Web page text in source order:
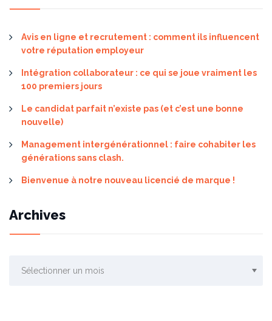
Avis en ligne et recrutement : comment ils influencent
votre réputation employeur
Intégration collaborateur : ce qui se joue vraiment les
100 premiers jours
Le candidat parfait n’existe pas (et c’est une bonne
nouvelle)
Management intergénérationnel : faire cohabiter les
générations sans clash.
Bienvenue à notre nouveau licencié de marque !
Archives